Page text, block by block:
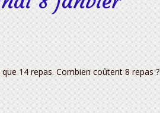
14 repas. Combien coûtent 8 repas ?